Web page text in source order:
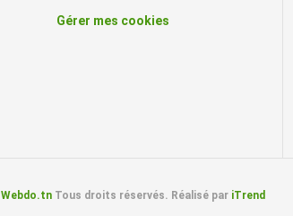
Gérer mes cookies
Webdo.tnTous droits réservés. Réalisé par iTrend